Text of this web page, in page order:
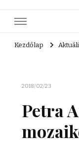
Kezdőlap
2018/02/23
Petra